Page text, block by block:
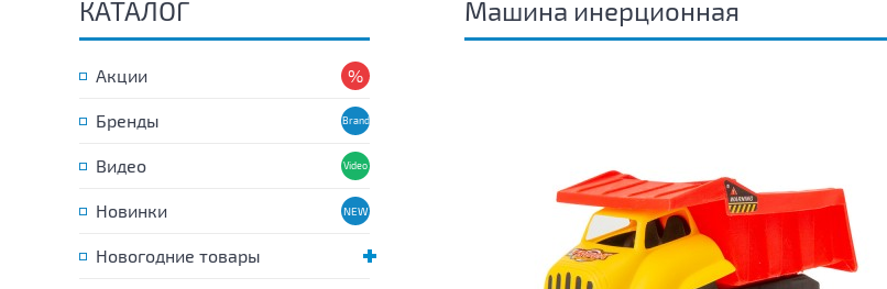
КАТАЛОГ
Акции
Бренды
Видео
Новинки
Новогодние товары
Машина инерционная